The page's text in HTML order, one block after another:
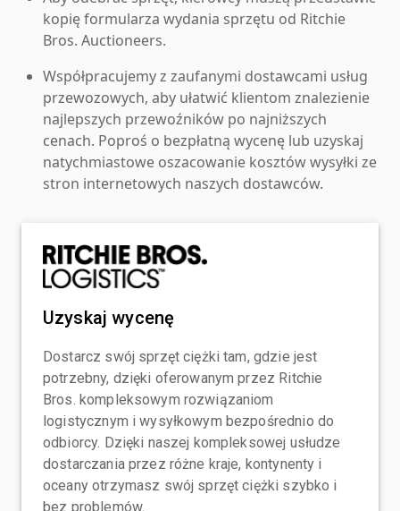
kopię formularza wydania sprzętu od Ritchie
Bros. Auctioneers.
Współpracujemy z zaufanymi dostawcami usług
przewozowych, aby ułatwić klientom znalezienie
najlepszych przewoźników po najniższych
cenach. Poproś o bezpłatną wycenę lub uzyskaj
natychmiastowe oszacowanie kosztów wysyłki ze
stron internetowych naszych dostawców.
Uzyskaj wycenę
Dostarcz swój sprzęt ciężki tam, gdzie jest
potrzebny, dzięki oferowanym przez Ritchie
Bros. kompleksowym rozwiązaniom
logistycznym i wysyłkowym bezpośrednio do
odbiorcy. Dzięki naszej kompleksowej usłudze
dostarczania przez różne kraje, kontynenty i
oceany otrzymasz swój sprzęt ciężki szybko i
bez problemów.